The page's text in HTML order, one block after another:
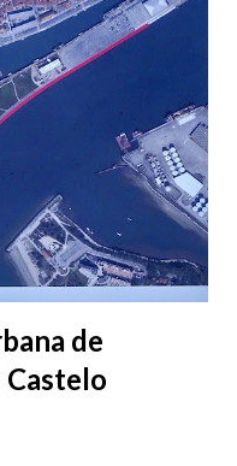
de
Castelo